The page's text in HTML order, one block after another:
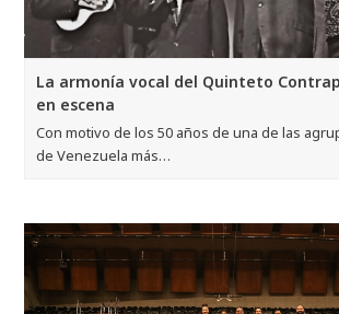
La armonía vocal del Quinteto
en escena
Con motivo de los 50 años de una de las
de Venezuela más…